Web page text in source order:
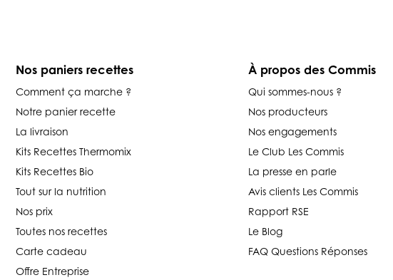
Nos paniers recettes
Comment ça marche ?
Notre panier recette
La livraison
Kits Recettes Thermomix
Kits Recettes Bio
Tout sur la nutrition
Nos prix
Toutes nos recettes
Carte cadeau
Offre Entreprise
À propos des Commis
Qui sommes-nous ?
Nos producteurs
Nos engagements
Le Club Les Commis
La presse en parle
Avis clients Les Commis
Rapport RSE
Le Blog
FAQ Questions Réponses